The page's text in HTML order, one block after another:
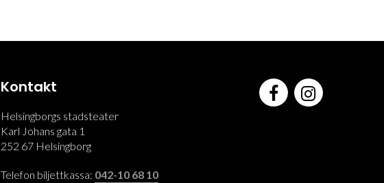
Kontakt
Helsingborgs stadsteater
Karl Johans gata 1
252 67 Helsingborg
Telefon biljettkassa: 042-10 68 10